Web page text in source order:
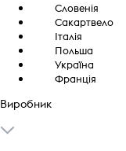
Словенія
Сакартвело
Італія
Польша
Україна
Франція
Виробник